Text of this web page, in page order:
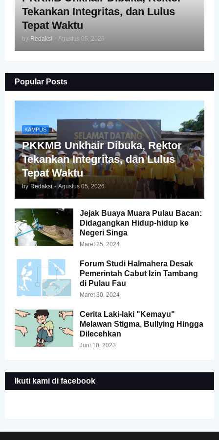
Tekankan Integritas, dan Lulus
Tepat Waktu
by Redaksi - Agustus 05, 2026
Popular Posts
KAMPUS
PKKMB Unkhair Dibuka, Rektor
Tekankan Integritas, dan Lulus
Tepat Waktu
by Redaksi - Agustus 05, 2026
Jejak Buaya Muara Pulau Bacan:
Didagangkan Hidup-hidup ke
Negeri Singa
Maret 25, 2024
Forum Studi Halmahera Desak
Pemerintah Cabut Izin Tambang
di Pulau Fau
Maret 30, 2024
Cerita Laki-laki "Kemayu"
Melawan Stigma, Bullying Hingga
Dilecehkan
Juni 10, 2023
Ikuti kami di facebook